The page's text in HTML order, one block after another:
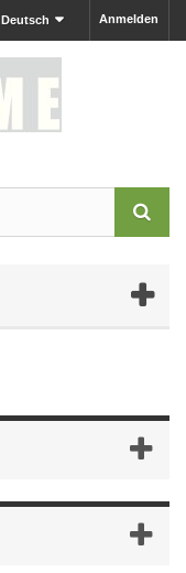
Anmelden
Deutsch